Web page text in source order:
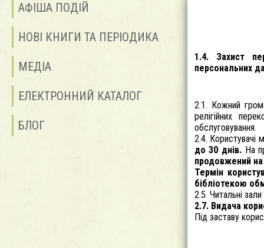
АФІША ПОДІЙ
НОВІ КНИГИ ТА ПЕРІОДИКА
МЕДІА
ЕЛЕКТРОННИЙ КАТАЛОГ
БЛОГ
1.4. Захист
персональних
2.1. Кожний
релігійних
обслуговування.
2.4. Користувачі
до 30 днів. На
продовжений на
Термін
бібліотекою
2.5. Читальні
2.7. Видача
Під заставу